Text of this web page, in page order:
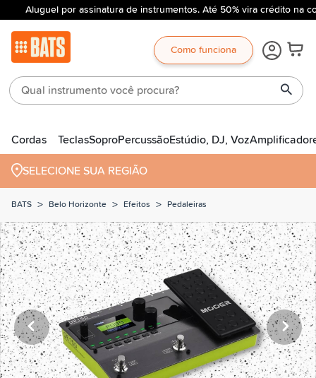
Aluguel por assinatura de instrumentos. Até 50% vira crédito na
Como funciona
Cordas TeclasSoproPercussãoEstúdio, DJ, Voz
SELECIONE SUA REGIÃO
BATS > Belo Horizonte > Efeitos > Pedaleiras